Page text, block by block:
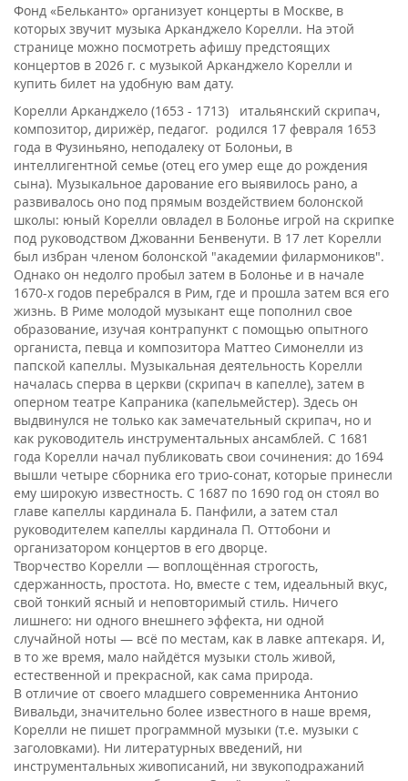
Фонд «Бельканто» организует концерты в Москве, в
которых звучит музыка Арканджело Корелли. На этой
странице можно посмотреть афишу предстоящих
концертов в 2026 г. с музыкой Арканджело Корелли и
купить билет на удобную вам дату.
Корелли Арканджело (1653 - 1713) итальянский скрипач,
композитор, дирижёр, педагог. родился 17 февраля 1653
года в Фузиньяно, неподалеку от Болоньи, в
интеллигентной семье (отец его умер еще до рождения
сына). Музыкальное дарование его выявилось рано, а
развивалось оно под прямым воздействием болонской
школы: юный Корелли овладел в Болонье игрой на скрипке
под руководством Джованни Бенвенути. В 17 лет Корелли
был избран членом болонской "академии филармоников".
Однако он недолго пробыл затем в Болонье и в начале
1670-х годов перебрался в Рим, где и прошла затем вся его
жизнь. В Риме молодой музыкант еще пополнил свое
образование, изучая контрапункт с помощью опытного
органиста, певца и композитора Маттео Симонелли из
папской капеллы. Музыкальная деятельность Корелли
началась сперва в церкви (скрипач в капелле), затем в
оперном театре Капраника (капельмейстер). Здесь он
выдвинулся не только как замечательный скрипач, но и
как руководитель инструментальных ансамблей. С 1681
года Корелли начал публиковать свои сочинения: до 1694
вышли четыре сборника его трио-сонат, которые принесли
ему широкую известность. С 1687 по 1690 год он стоял во
главе капеллы кардинала Б. Панфили, а затем стал
руководителем капеллы кардинала П. Оттобони и
организатором концертов в его дворце.
Творчество Корелли — воплощённая строгость,
сдержанность, простота. Но, вместе с тем, идеальный вкус,
свой тонкий ясный и неповторимый стиль. Ничего
лишнего: ни одного внешнего эффекта, ни одной
случайной ноты — всё по местам, как в лавке аптекаря. И,
в то же время, мало найдётся музыки столь живой,
естественной и прекрасной, как сама природа.
В отличие от своего младшего современника Антонио
Вивальди, значительно более известного в наше время,
Корелли не пишет программной музыки (т.е. музыки с
заголовками). Ни литературных введений, ни
инструментальных живописаний, ни звукоподражаний